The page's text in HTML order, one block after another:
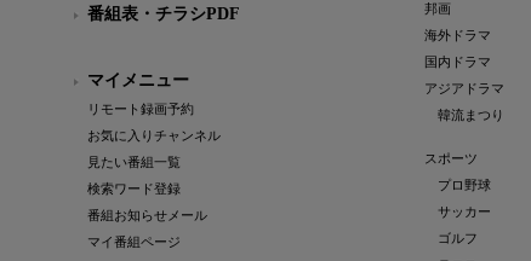
番組表・チラシPDF
マイメニュー
リモート録画予約
お気に入りチャンネル
見たい番組一覧
検索ワード登録
番組お知らせメール
マイ番組ページ
邦画
海外ドラマ
国内ドラマ
アジアドラマ
韓流まつり
スポーツ
プロ野球
サッカー
ゴルフ